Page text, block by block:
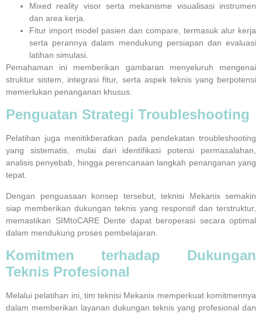
Mixed reality visorserta mekanisme visualisasi instrumen
dan area kerja.
Fitur import model pasien dan compare , termasuk alur kerja
serta perannya dalam mendukung persiapan dan evaluasi
latihan simulasi.
Pemahaman ini memberikan gambaran menyeluruh mengenai
struktur sistem, integrasi fitur, serta aspek teknis yang berpotensi
memerlukan penanganan khusus.
Penguatan Strategi Troubleshooting
Pelatihan juga menitikberatkan pada pendekatan troubleshooting
yang sistematis, mulai dari identifikasi potensi permasalahan,
analisis penyebab, hingga perencanaan langkah penanganan yang
tepat.
Dengan penguasaan konsep tersebut, teknisi Mekanix semakin
siap memberikan dukungan teknis yang responsif dan terstruktur,
memastikan SIMtoCARE Dente dapat beroperasi secara optimal
dalam mendukung proses pembelajaran.
Komitmen terhadap Dukungan
Teknis Profesional
Melalui pelatihan ini, timteknisi Mekanix memperkuat komitmennya
dalam memberikan layanan dukungan teknis yang profesional dan